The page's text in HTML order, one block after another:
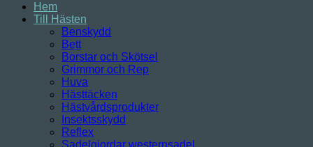
Hem
Till Hästen
Benskydd
Bett
Borstar och Skötsel
Grimmor och Rep
Huva
Hästtäcken
Hästvårdsprodukter
Insektsskydd
Reflex
Sadelgjordar westernsadel